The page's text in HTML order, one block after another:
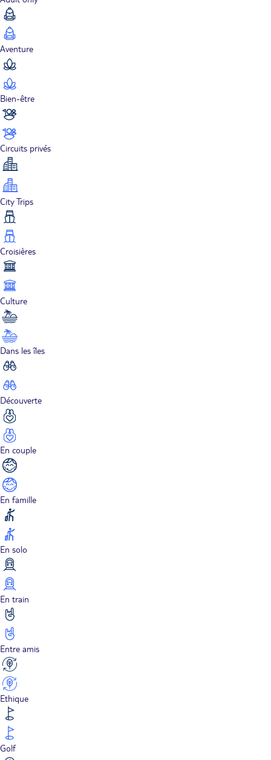
Aventure
Bien-être
Circuits privés
City Trips
Croisières
Culture
Dans les îles
Découverte
En couple
En famille
En solo
En train
Entre amis
Ethique
Golf